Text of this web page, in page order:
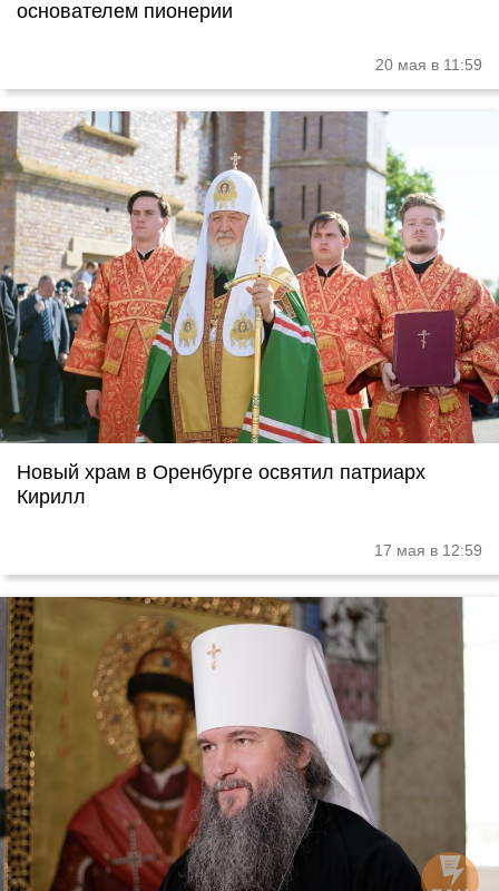
основателем пионерии
20 мая в 11:59
Новый храм в Оренбурге освятил патриарх
Кирилл
17 мая в 12:59